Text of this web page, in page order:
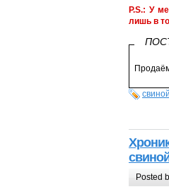
P.S.: У
лишь в
Posted